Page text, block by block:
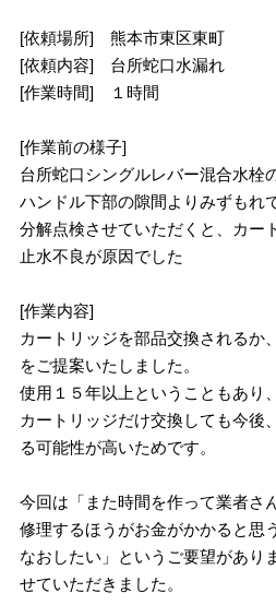
[依頼場所] 熊本市東区東町
[依頼内容] 台所蛇口水漏れ
[作業時間] １時間
[作業前の様子]
台所蛇口シングルレバー混合水栓
ハンドル下部の隙間よりみずもれ
分解点検させていただくと、カー
止水不良が原因でした
[作業内容]
カートリッジを部品交換されるか
をご提案いたしました。
使用１５年以上ということもあり、
カートリッジだけ交換しても今後
る可能性が高いためです。
今回は「また時間を作って業者さ
修理するほうがお金がかかると思
なおしたい」というご要望があり
せていただきました。